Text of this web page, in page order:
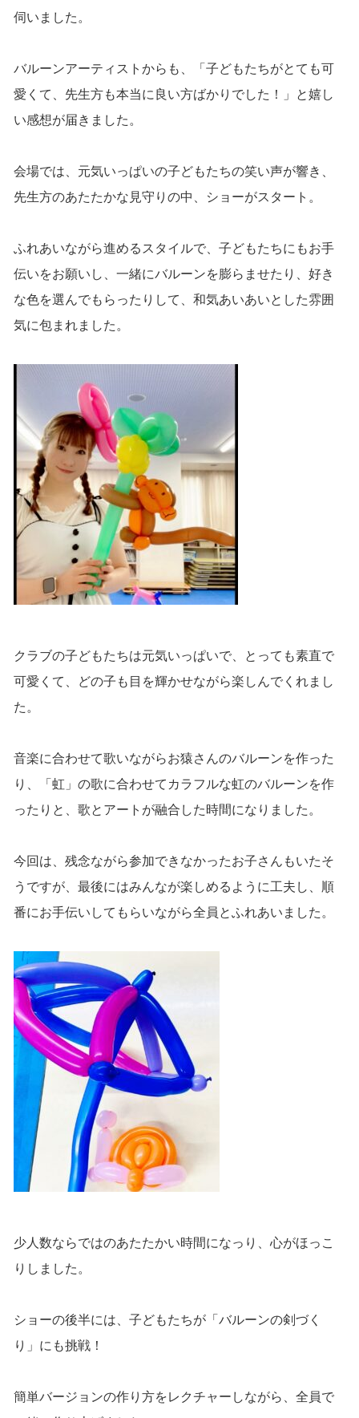
伺いました。
バルーンアーティストからも、「子どもたちがとても可
愛くて、先生方も本当に良い方ばかりでした！」と嬉し
い感想が届きました。
会場では、元気いっぱいの子どもたちの笑い声が響き、
先生方のあたたかな見守りの中、ショーがスタート。
ふれあいながら進めるスタイルで、子どもたちにもお手
伝いをお願いし、一緒にバルーンを膨らませたり、好き
な色を選んでもらったりして、和気あいあいとした雰囲
気に包まれました。
クラブの子どもたちは元気いっぱいで、とっても素直で
可愛くて、どの子も目を輝かせながら楽しんでくれまし
た。
音楽に合わせて歌いながらお猿さんのバルーンを作った
り、「虹」の歌に合わせてカラフルな虹のバルーンを作
ったりと、歌とアートが融合した時間になりました。
今回は、残念ながら参加できなかったお子さんもいたそ
うですが、最後にはみんなが楽しめるように工夫し、順
番にお手伝いしてもらいながら全員とふれあいました。
少人数ならではのあたたかい時間になっり、心がほっこ
りしました。
ショーの後半には、子どもたちが「バルーンの剣づく
り」にも挑戦！
簡単バージョンの作り方をレクチャーしながら、全員で